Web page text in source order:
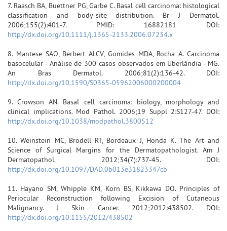
7. Raasch BA, Buettner PG, Garbe C. Basal cell carcinoma: histological
classification and body-site distribution. Br J Dermatol.
2006;155(2):401-7. PMID: 16882181 DOI:
http://dx.doi.org/10.1111/j.1365-2133.2006.07234.x
8. Mantese SAO, Berbert ALCV, Gomides MDA, Rocha A. Carcinoma
basocelular - Análise de 300 casos observados em Uberlândia - MG.
An Bras Dermatol. 2006;81(2):136-42. DOI:
http://dx.doi.org/10.1590/S0365-05962006000200004
9. Crowson AN. Basal cell carcinoma: biology, morphology and
clinical implications. Mod Pathol. 2006;19 Suppl 2:S127-47. DOI:
http://dx.doi.org/10.1038/modpathol.3800512
10. Weinstein MC, Brodell RT, Bordeaux J, Honda K. The Art and
Science of Surgical Margins for the Dermatopathologist. Am J
Dermatopathol. 2012;34(7):737-45. DOI:
http://dx.doi.org/10.1097/DAD.0b013e31823347cb
11. Hayano SM, Whipple KM, Korn BS, Kikkawa DO. Principles of
Periocular Reconstruction following Excision of Cutaneous
Malignancy. J Skin Cancer. 2012;2012:438502. DOI:
http://dx.doi.org/10.1155/2012/438502